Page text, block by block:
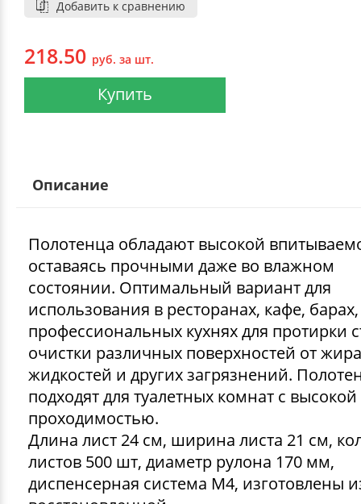
Добавить к сравнению
218.50 руб. за шт.
Купить
Описание
Полотенца обладают высокой
оставаясь прочными даже во влажном
состоянии. Оптимальный вариант для
использования в ресторанах, кафе,
профессиональных кухнях для протирки
очистки различных поверхностей от
жидкостей и других загрязнений.
подходят для туалетных комнат с высокой
проходимостью.
Длина лист 24 см, ширина листа 21 см,
листов 500 шт, диаметр рулона 170 мм,
диспенсерная система М4, изготовлены